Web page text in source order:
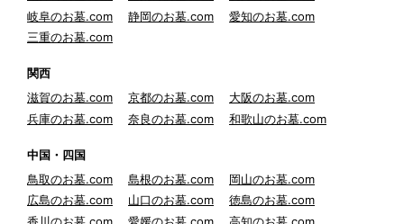
岐阜のお墓.com
静岡のお墓.com
愛知のお墓.com
三重のお墓.com
関西
滋賀のお墓.com
京都のお墓.com
大阪のお墓.com
兵庫のお墓.com
奈良のお墓.com 和歌山のお墓.com
中国・四国
鳥取のお墓.com
島根のお墓.com
岡山のお墓.com
広島のお墓.com
山口のお墓.com
徳島のお墓.com